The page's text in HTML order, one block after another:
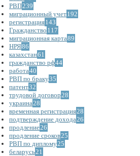
РВП239
миграционный учет192
регистрация143
Гражданство 117
миграционная карта89
НРЯ86
казахстан61
гражданство рф44
работа40
РВП по браку35
патент32
трудовой договор 28
украина 28
временная регистрация28
подтверждение дохода 26
продление26
продление сроков25
РВП по диплому25
беларусь21